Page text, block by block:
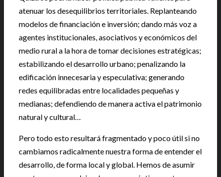
atenuar los desequilibrios territoriales. Replanteando
modelos de financiación e inversión; dando más voz a
agentes institucionales, asociativos y económicos del
medio rural a la hora de tomar decisiones estratégicas;
estabilizando el desarrollo urbano; penalizando la
edificación innecesaria y especulativa; generando
redes equilibradas entre localidades pequeñas y
medianas; defendiendo de manera activa el patrimonio
natural y cultural…
Pero todo esto resultará fragmentado y poco útil si no
cambiamos radicalmente nuestra forma de entender el
desarrollo, de forma local y global. Hemos de asumir